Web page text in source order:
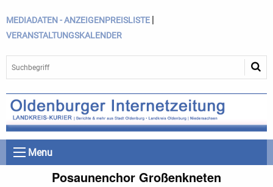
MEDIADATEN - ANZEIGENPREISLISTE |
VERANSTALTUNGSKALENDER
Menu
Posaunenchor Großenkneten